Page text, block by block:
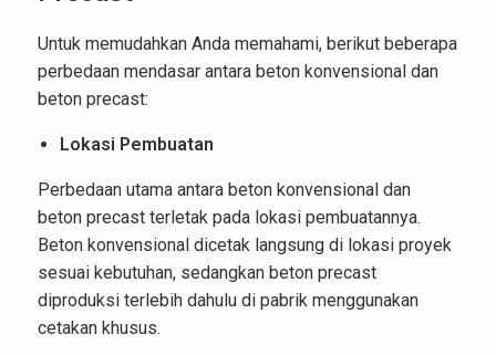
Untuk memudahkan Anda memahami, berikut beberapa
perbedaan mendasar antara beton konvensional dan
beton precast:
Lokasi Pembuatan
Perbedaan utama antara beton konvensional dan
beton precast terletak pada lokasi pembuatannya.
Beton konvensional dicetak langsung di lokasi proyek
sesuai kebutuhan, sedangkan beton precast
diproduksi terlebih dahulu di pabrik menggunakan
cetakan khusus.